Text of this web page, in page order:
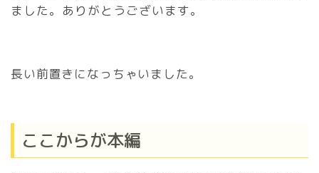
ました。ありがとうございます。
長い前置きになっちゃいました。
ここからが本編